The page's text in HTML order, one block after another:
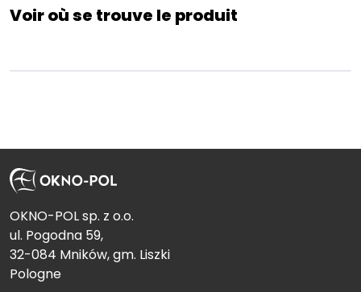
Voir où se trouve le produit
OKNO-POL sp. z o.o.
ul. Pogodna 59,
32-084 Mników, gm. Liszki
Pologne